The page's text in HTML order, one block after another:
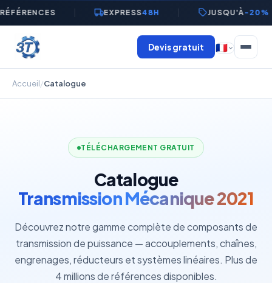
EXPRESS48H JUSQU'À-20%
Devis gratuit 🇫🇷
Accueil/Catalogue
TÉLÉCHARGEMENT GRATUIT
Catalogue
Transmission Mécanique 2021
Découvrez notre gamme complète de composants de
transmission de puissance — accouplements, chaînes,
engrenages, réducteurs et systèmes linéaires. Plus de
4 millions de références disponibles.